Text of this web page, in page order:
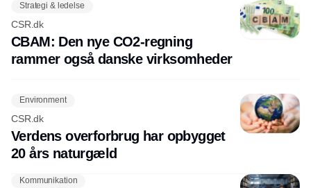
Strategi & ledelse
CSR.dk
CBAM: Den nye CO2-regning
rammer også danske virksomheder
Environment
CSR.dk
Verdens overforbrug har opbygget
20 års naturgæld
Kommunikation